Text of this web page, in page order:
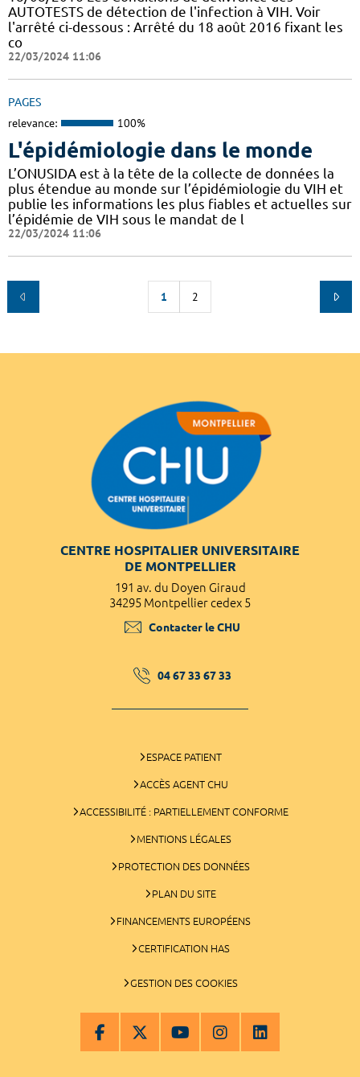
AUTOTESTS de détection de l'infection à VIH. Voir
l'arrêté ci-dessous : Arrêté du 18 août 2016 fixant les
co
22/03/2024 11:06
PAGES
relevance: 100%
L'épidémiologie dans le monde
L’ONUSIDA est à la tête de la collecte de données la
plus étendue au monde sur l’épidémiologie du VIH et
publie les informations les plus fiables et actuelles sur
l’épidémie de VIH sous le mandat de l
22/03/2024 11:06
1 2
CENTRE HOSPITALIER UNIVERSITAIRE
DE MONTPELLIER
191 av. du Doyen Giraud
34295 Montpellier cedex 5
Contacter le CHU
04 67 33 67 33
ESPACE PATIENT
ACCÈS AGENT CHU
ACCESSIBILITÉ : PARTIELLEMENT CONFORME
MENTIONS LÉGALES
PROTECTION DES DONNÉES
PLAN DU SITE
FINANCEMENTS EUROPÉENS
CERTIFICATION HAS
GESTION DES COOKIES